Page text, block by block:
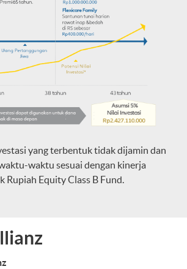
yang terbentuk tidak dijamin dan
waktu sesuai dengan kinerja
Rupiah Equity Class B Fund.